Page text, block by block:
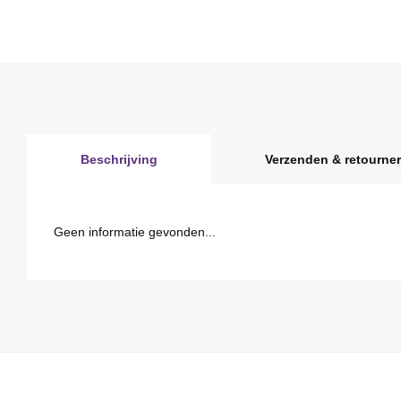
Beschrijving Verzenden &
Geen informatie gevonden...